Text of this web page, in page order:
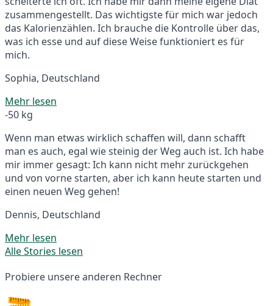
zusammengestellt. Das wichtigste für mich war jedoch
das Kalorienzählen. Ich brauche die Kontrolle über das,
was ich esse und auf diese Weise funktioniert es für
mich.
Sophia, Deutschland
Mehr lesen
-50 kg
Wenn man etwas wirklich schaffen will, dann schafft
man es auch, egal wie steinig der Weg auch ist. Ich habe
mir immer gesagt: Ich kann nicht mehr zurückgehen
und von vorne starten, aber ich kann heute starten und
einen neuen Weg gehen!
Dennis, Deutschland
Mehr lesen
Alle Stories lesen
Probiere unsere anderen Rechner